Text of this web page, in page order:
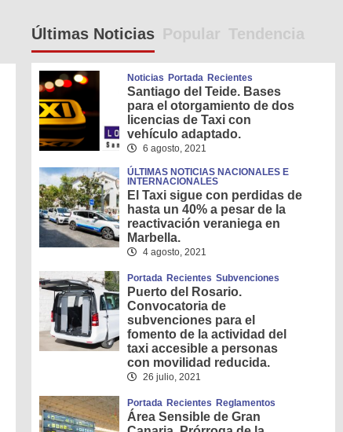
Últimas Noticias Popular Tendencia
Noticias Portada Recientes
Santiago del Teide. Bases
para el otorgamiento de dos
licencias de Taxi con
vehículo adaptado.
6 agosto, 2021
ÚLTIMAS NOTICIAS NACIONALES E
INTERNACIONALES
El Taxi sigue con perdidas de
hasta un 40% a pesar de la
reactivación veraniega en
Marbella.
4 agosto, 2021
Portada Recientes Subvenciones
Puerto del Rosario.
Convocatoria de
subvenciones para el
fomento de la actividad del
taxi accesible a personas
con movilidad reducida.
26 julio, 2021
Portada Recientes Reglamentos
Área Sensible de Gran